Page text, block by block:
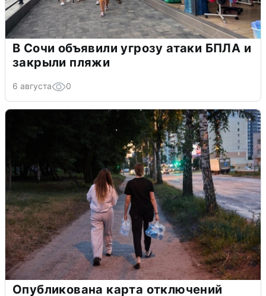
В Сочи объявили угрозу атаки БПЛА и
закрыли пляжи
6 августа 0
Опубликована карта отключений